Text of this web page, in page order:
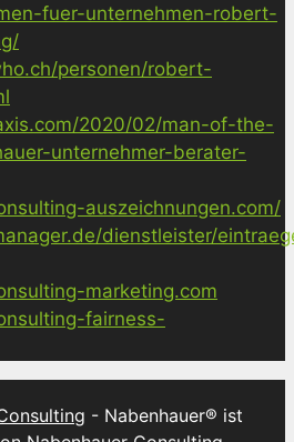
fuer-unternehmen-robert-
personen/robert-
2020/02/man-of-the-
unternehmer-berater-
auszeichnungen.com/
dienstleister/
marketing.com
fairness-
- Nabenhauer® ist